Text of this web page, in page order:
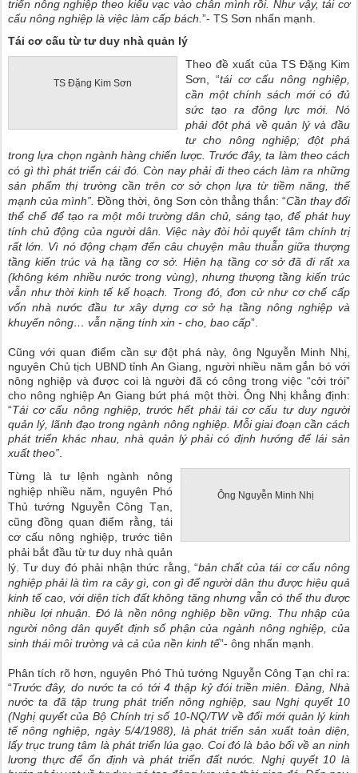
triển nông nghiệp theo kiểu vạc vào chân mình rồi. Như vậy, tái cơ
cấu nông nghiệp là việc làm cấp bách. ”- TS Sơn nhấn mạnh.
Tái cơ cấu từ tư duy nhà quản lý
TS Đặng Kim Sơn
Theo đề xuất của TS Đặng Kim
Sơn, “tái cơ cấu nông nghiệp,
cần một chính sách mới có đủ
sức tạo ra động lực mới. Nó
phải đột phá về quản lý và đầu
tư cho nông nghiệp; đột phá
trong lựa chọn ngành hàng chiến lược. Trước đây, ta làm theo cách
có gì thì phát triển cái đó. Còn nay phải đi theo cách làm ra những
sản phẩm thị trường cần trên cơ sở chọn lựa từ tiềm năng, thế
mạnh của mình”. Đồng thời, ông Sơn còn thẳng thắn: “Cần thay đổi
thể chế để tạo ra một môi trường dân chủ, sáng tạo, để phát huy
tính chủ động của người dân. Việc này đòi hỏi quyết tâm chính trị
rất lớn. Vì nó động chạm đến câu chuyện mâu thuẫn giữa thượng
tầng kiến trúc và hạ tầng cơ sở. Hiện hạ tầng cơ sở đã đi rất xa
(không kém nhiều nước trong vùng), nhưng thượng tầng kiến trúc
vẫn như thời kinh tế kế hoạch. Trong đó, đơn cử như cơ chế cấp
vốn nhà nước đầu tư xây dựng cơ sở hạ tầng nông nghiệp và
khuyến nông… vẫn nặng tính xin - cho, bao cấp”.
Cũng với quan điểm cần sự đột phá này, ông Nguyễn Minh Nhị,
nguyên Chủ tịch UBND tỉnh An Giang, người nhiều năm gắn bó với
nông nghiệp và được coi là người đã có công trong việc “cởi trói”
cho nông nghiệp An Giang bứt phá một thời. Ông Nhị khẳng định:
“Tái cơ cấu nông nghiệp, trước hết phải tái cơ cấu tư duy người
quản lý, lãnh đạo trong ngành nông nghiệp. Mỗi giai đoạn cần cách
phát triển khác nhau, nhà quản lý phải có định hướng để lái sản
xuất theo”
Ông Nguyễn Minh Nhị
Từng là tư lệnh ngành nông
nghiệp nhiều năm, nguyên Phó
Thủ tướng Nguyễn Công Tạn,
cũng đồng quan điểm rằng, tái
cơ cấu nông nghiệp, trước tiên
phải bắt đầu từ tư duy nhà quản
lý. Tư duy đó phải nhận thức rằng, “bản chất của tái cơ cấu nông
nghiệp phải là tìm ra cây gì, con gì để người dân thu được hiệu quả
kinh tế cao, với diện tích đất không tăng nhưng vẫn có thể thu được
nhiều lợi nhuận. Đó là nền nông nghiệp bền vững. Thu nhập của
người nông dân quyết định số phận của ngành nông nghiệp, của
sinh thái môi trường và cả của nền kinh tế”- ông nhấn mạnh.
Phân tích rõ hơn, nguyên Phó Thủ tướng Nguyễn Công Tạn chỉ ra:
“Trước đây, do nước ta có tới 4 thập kỷ đói triền miên. Đảng, Nhà
nước ta đã tập trung phát triển nông nghiệp, sau Nghị quyết 10
(Nghị quyết của Bộ Chính trị số 10-NQ/TW về đổi mới quản lý kinh
tế nông nghiệp, ngày 5/4/1988), là phát triển sản xuất toàn diện,
lấy trục trung tâm là phát triển lúa gạo. Coi đó là bảo bối về an ninh
lương thực để ổn định và phát triển đất nước. Nghị quyết 10 là